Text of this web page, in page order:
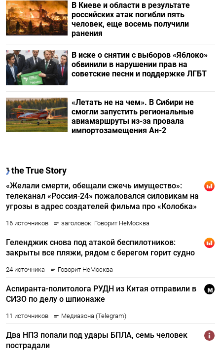
В Киеве и области в результате
российских атак погибли пять
человек, еще восемь получили
ранения
В иске о снятии с выборов «Яблоко»
обвинили в нарушении прав на
советские песни и поддержке ЛГБТ
«Летать не на чем». В Сибири не
смогли запустить региональные
авиамаршруты из-за провала
импортозамещения Ан-2